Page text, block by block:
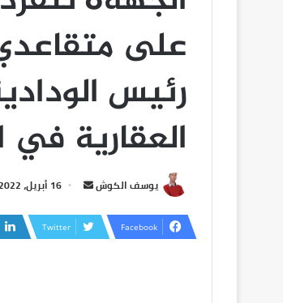
على
رئيس
العقارية في
يوسف الكوش 16 أبريل، 2022
Facebook
Twitter